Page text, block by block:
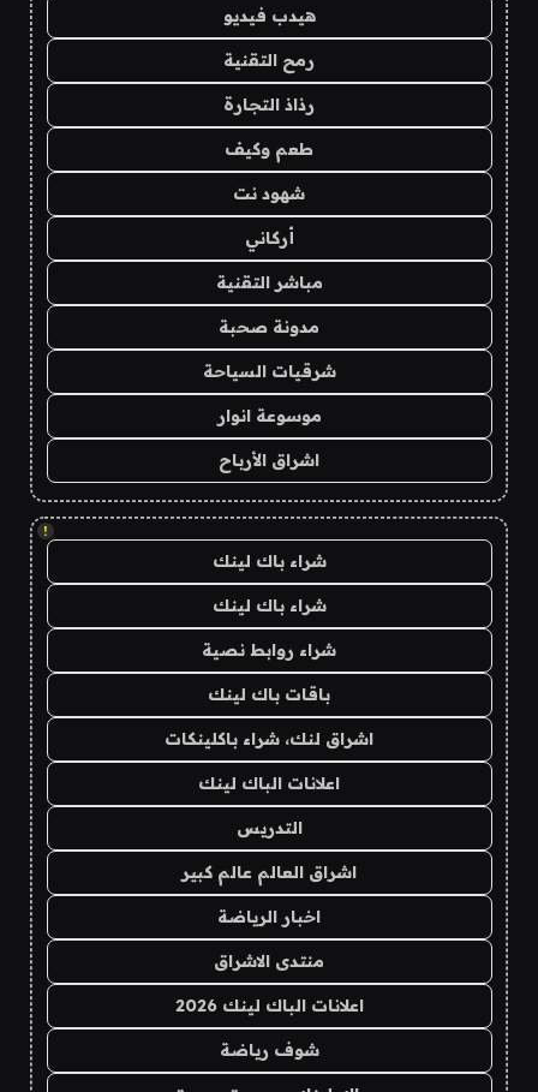
هيدب فيديو
رمح التقنية
رذاذ التجارة
طعم وكيف
شهود نت
أركاني
مباشر التقنية
مدونة صحبة
شرقيات السياحة
موسوعة انوار
اشراق الأرباح
!
شراء باك لينك
شراء باك لينك
شراء روابط نصية
باقات باك لينك
اشراق لنك، شراء باكلينكات
اعلانات الباك لينك
التدريس
اشراق العالم عالم كبير
اخبار الرياضة
منتدى الاشراق
اعلانات الباك لينك 2026
شوف رياضة